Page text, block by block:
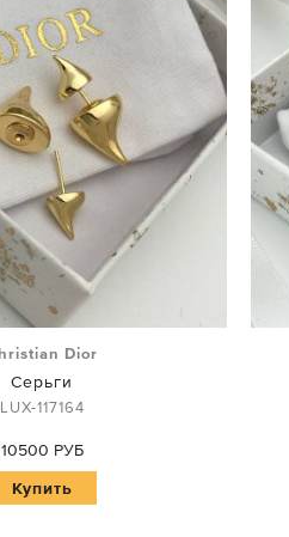
Dior
Серьги
LUX-117164
10500 РУБ
Купить